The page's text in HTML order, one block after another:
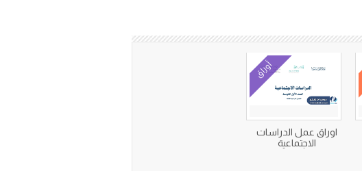
أوراق
اوراق عمل الدراسات
الاجتماعية